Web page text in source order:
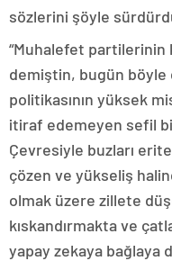
sözlerini şöyle
“Muhalefet partilerinin
demiştin, bugün böyle
politikasının yüksek
itiraf edemeyen sefil bir
Çevresiyle buzları
çözen ve yükseliş
olmak üzere zillete
kıskandırmakta ve
yapay zekaya bağlaya